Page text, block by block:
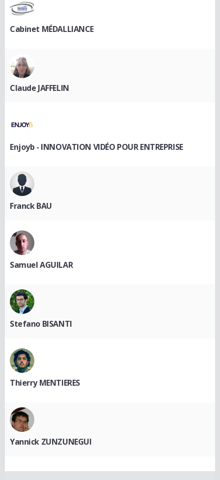
Cabinet MÉDALLIANCE
Claude JAFFELIN
Enjoyb - INNOVATION VIDÉO POUR ENTREPRISE
Franck BAU
Samuel AGUILAR
Stefano BISANTI
Thierry MENTIERES
Yannick ZUNZUNEGUI